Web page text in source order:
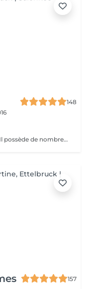
148
Le savon noir marocain est un trésor. Il possède de nombreuses propriétés hydratantes, exfoliantes et apaisantes qui sont très bénéfiques pour la peau humaine. Grâce à son action calmante, c'est la solution parfaite pour régénérer les cellules et obtenir une peau plus belle, ferme et lisse.
157